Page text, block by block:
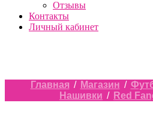
Отзывы
Контакты
Личный кабинет
Главная / Магазин /
Нашивки / Red